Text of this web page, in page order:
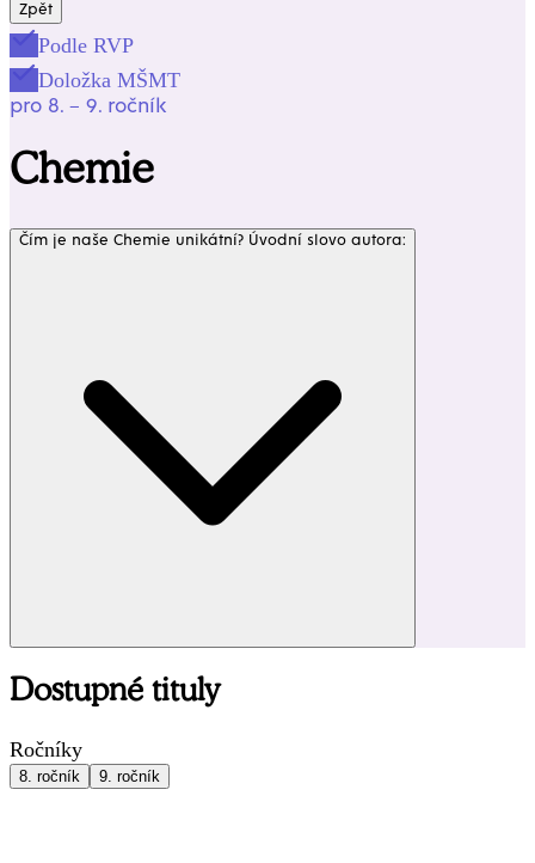
Zpět
Podle RVP
Doložka MŠMT
pro 8. – 9. ročník
Chemie
Čím je naše Chemie unikátní? Úvodní slovo autora:
Dostupné tituly
Ročníky
8 . ročník 9 . ročník